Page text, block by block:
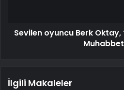
Sevilen oyuncu Berk Oktay,
İlgili Makaleler